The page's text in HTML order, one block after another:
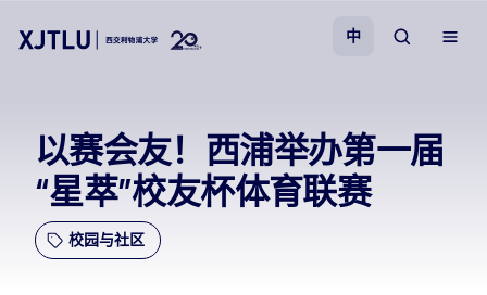
招生
科研
中
以赛会友！西浦举办第一届
“星萃”校友杯体育联赛
校园与社区